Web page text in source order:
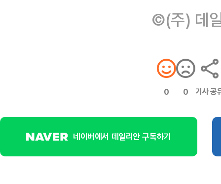
©(주) 데
0 0 기사 공
네이버에서 데일리안 구독하기